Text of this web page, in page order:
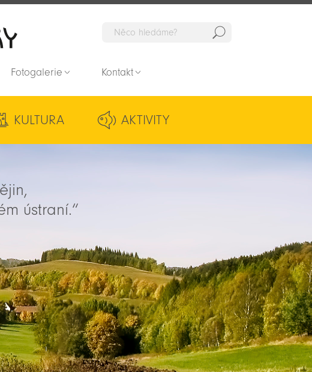
Fotogalerie Kontakt
KULTURA AKTIVITY
ústraní.“